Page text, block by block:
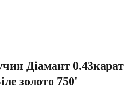
Діамант 0.43карат
золото 750'